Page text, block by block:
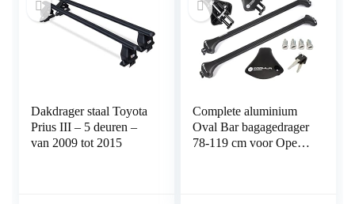
Dakdrager staal Toyota
Prius III – 5 deuren –
van 2009 tot 2015
Complete aluminium
Oval Bar bagagedrager
78-119 cm voor Opel